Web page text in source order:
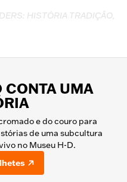
HISTÓRIA TRADIÇÃO,
CONTA UMA
e do couro para
de uma subcultura
no Museu H-D.